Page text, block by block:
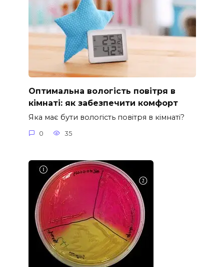
Оптимальна вологість повітря в
кімнаті: як забезпечити комфорт
Яка має бути вологість повітря в кімнаті?
0 35